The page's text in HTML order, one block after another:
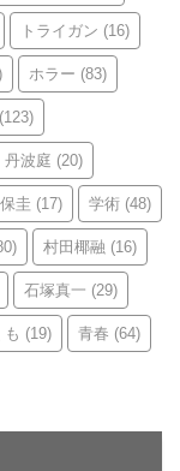
トライガン (16)
ホラー (83)
(123)
丹波庭 (20)
圭 (17) 学術 (48)
村田椰融 (16)
石塚真一 (29)
も (19) 青春 (64)